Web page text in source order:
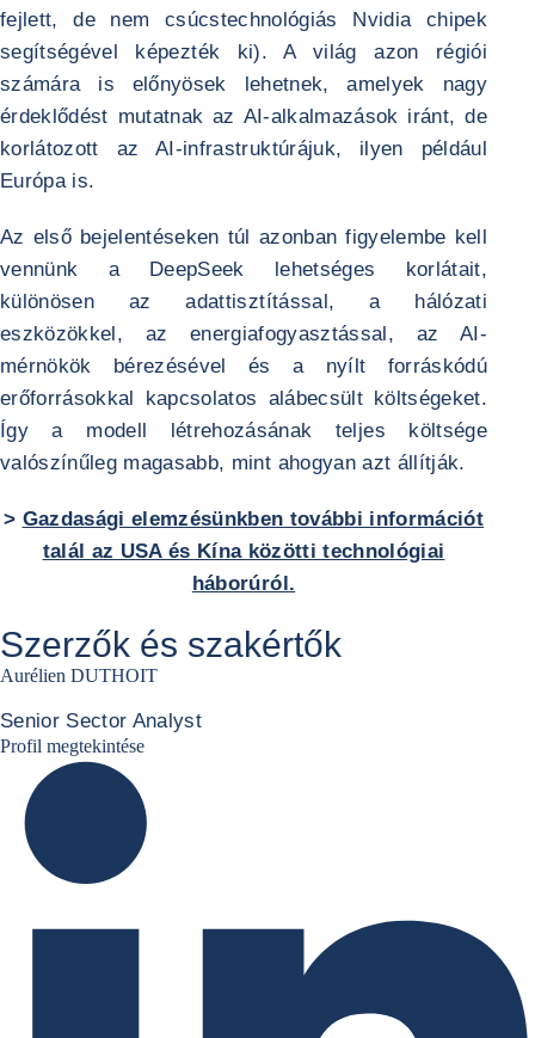
fejlett, de nem csúcstechnológiás Nvidia chipek
segítségével képezték ki). A világ azon régiói
számára is előnyösek lehetnek, amelyek nagy
érdeklődést mutatnak az AI-alkalmazások iránt, de
korlátozott az AI-infrastruktúrájuk, ilyen például
Európa is.
Az első bejelentéseken túl azonban figyelembe kell
vennünk a DeepSeek lehetséges korlátait,
különösen az adattisztítással, a hálózati
eszközökkel, az energiafogyasztással, az AI-
mérnökök bérezésével és a nyílt forráskódú
erőforrásokkal kapcsolatos alábecsült költségeket.
Így a modell létrehozásának teljes költsége
valószínűleg magasabb, mint ahogyan azt állítják.
> Gazdasági elemzésünkben további információt
talál az USA és Kína közötti technológiai
háborúról.
Szerzők és szakértők
Aurélien DUTHOIT
Senior Sector Analyst
Profil megtekintéseAurélien Duthoit Linkedin profile